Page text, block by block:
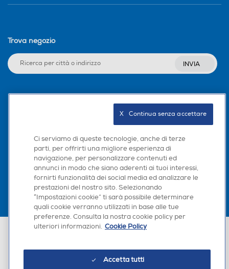
Trova negozio
INVIA
Scarica la nostra app
Euronics Italia SpA. Sede legale Via Montefeltro, 6/a 20156 Milano
Ci serviamo di queste tecnologie, anche di terze
parti, per offrirti una migliore esperienza di
navigazione, per personalizzare contenuti ed
annunci in modo che siano aderenti ai tuoi interessi,
fornirti funzionalità dei social media ed analizzare le
prestazioni del nostro sito. Selezionando
“Impostazioni cookie” ti sarà possibile determinare
quali cookie verranno utilizzati in base alle tue
preferenze. Consulta la nostra cookie policy per
ulteriori informazioni. Cookie Policy
Accetta tutti
X   Continua senza accettare